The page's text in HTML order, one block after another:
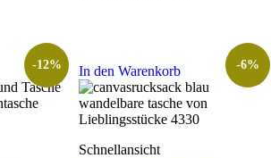
-12% In den Warenkorb -6%
Schnellansicht